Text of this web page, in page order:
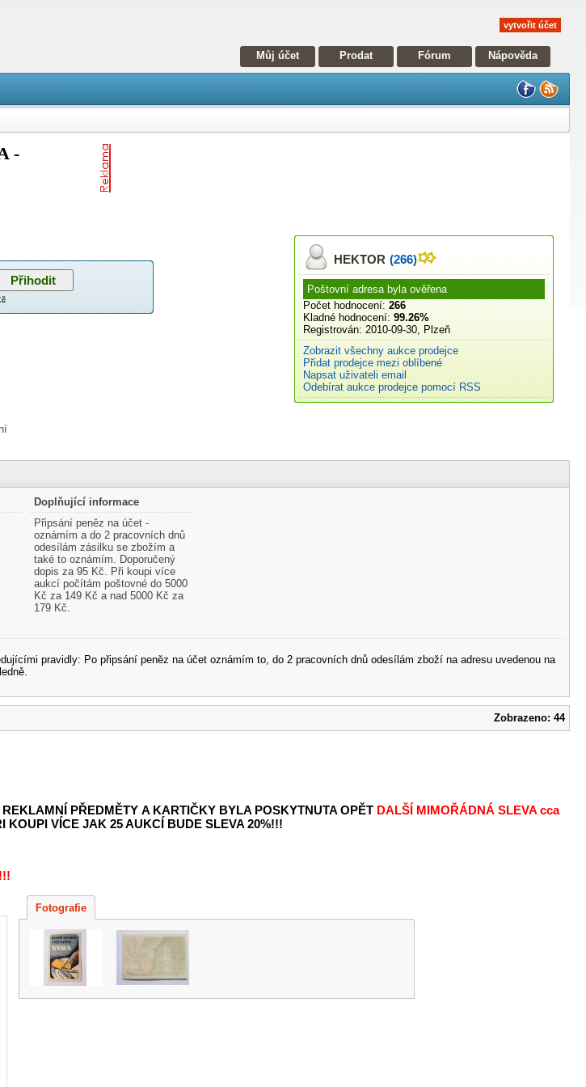
vytvořit účet
Můj účet Prodat Fórum Nápověda
-
HEKTOR (266)
Poštovní adresa byla ověřena
Počet hodnocení: 266
Kladné hodnocení: 99.26%
Registrován: 2010-09-30, Plzeň
Zobrazit všechny aukce prodejce
Přidat prodejce mezi oblíbené
Napsat uživateli email
Odebírat aukce prodejce pomocí RSS
Doplňující informace
Připsání peněz na účet -
oznámím a do 2 pracovních dnů
odesílám zásilku se zbožím a
také to oznámím. Doporučený
dopis za 95 Kč. Při koupi více
aukcí počítám poštovné do 5000
Kč za 149 Kč a nad 5000 Kč za
179 Kč.
pravidly: Po připsání peněz na účet oznámím to, do 2 pracovních dnů odesílám zboží na adresu uvedenou na
Zobrazeno: 44
PŘEDMĚTY A KARTIČKY BYLA POSKYTNUTA OPĚT DALŠÍ MIMOŘÁDNÁ SLEVAcca
KOUPI VÍCE JAK 25 AUKCÍ BUDE SLEVA 20%!!!
Fotografie